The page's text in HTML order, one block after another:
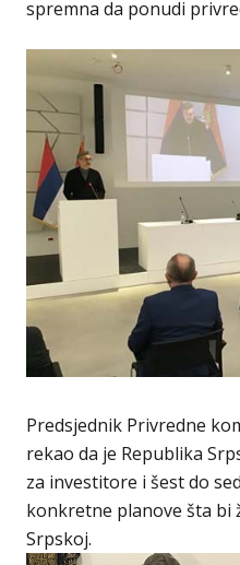
spremna da ponudi
Predsjednik Privredne
rekao da je Republika
za investitore i šest do
konkretne planove šta bi
Srpskoj.